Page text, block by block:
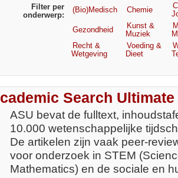
Filter per
onderwerp:
(Bio)Medisch
Chemie
Gezondheid
Kunst &
Muziek
Recht &
Wetgeving
Voeding &
Dieet
Search Ultimate
ASU bevat de fulltext,
10.000 wetenschappelijke
De artikelen zijn vaak peer-
voor onderzoek in STEM
Mathematics) en de sociale en